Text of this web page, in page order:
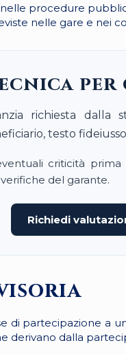
procedure
nelle gare e nei
richiesta dalla
testo
criticità
del garante.
Richiedi
di partecipazione a
derivano dalla